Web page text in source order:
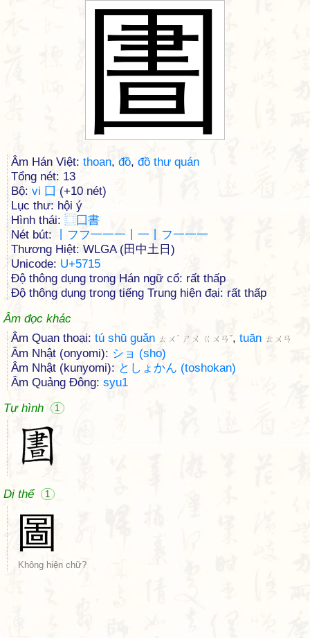
圕
Âm Hán Việt: thoan, đồ, đồ thư quán
Tổng nét: 13
Bộ: vi 囗 (+10 nét)
Lục thư: hội ý
Hình thái: ⿴ 囗書
Nét bút:
丨フフ一一一丨一丨フ一一一
Thương Hiệt: WLGA (田中土日)
Unicode: U+5715
Độ thông dụng trong Hán ngữ cổ: rất thấp
Độ thông dụng trong tiếng Trung hiện đại: rất thấp
Âm đọc khác
Âm Quan thoại: tú shū guǎn ㄊㄨˊ ㄕㄨ ㄍㄨㄢˇ, tuān ㄊㄨㄢ
Âm Nhật (onyomi): ショ (sho)
Âm Nhật (kunyomi): としょかん (toshokan)
Âm Quảng Đông: syu1
Tự hình
1
Dị thể 1
圖
Không hiện chữ?